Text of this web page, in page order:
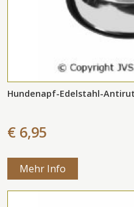
Hundenapf-Edelstahl-
€ 6,95
Mehr Info